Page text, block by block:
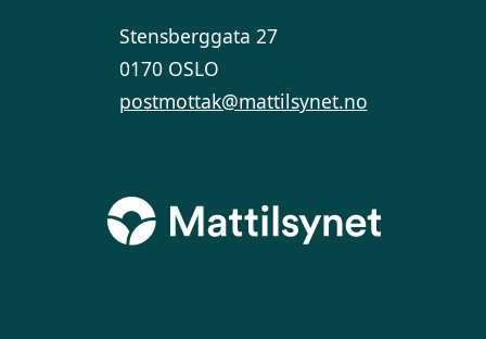
Stensberggata 27
0170 OSLO
postmottak@mattilsynet.no